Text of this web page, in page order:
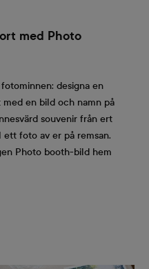
med Photo
designa en
en bild och namn på
souvenir från ert
foto av er på remsan.
Photo booth-bild hem